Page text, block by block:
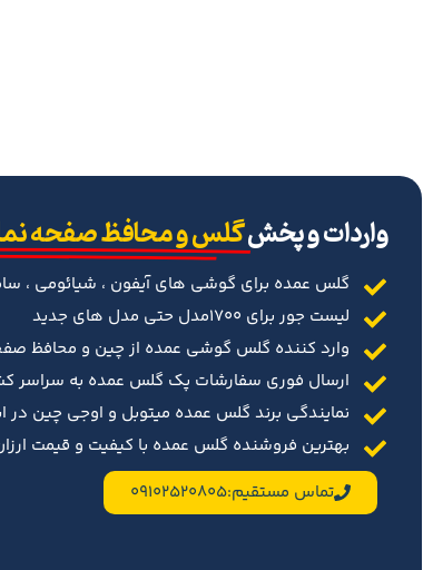
‌واردات و پخشگلس و محافظ صفحه
گلس عمده برای گوشی های آیفون ، شیائومی ،
لیست جور برای 1700مدل حتی مدل های جدید
وارد کننده گلس گوشی عمده از چین و محافظ
ارسال فوری سفارشات پک گلس عمده به سراسر
نمایندگی برند گلس عمده میتوبل و اوجی چین در
بهترین فروشنده گلس عمده با کیفیت و قیمت
تماس مستقیم:09102520805